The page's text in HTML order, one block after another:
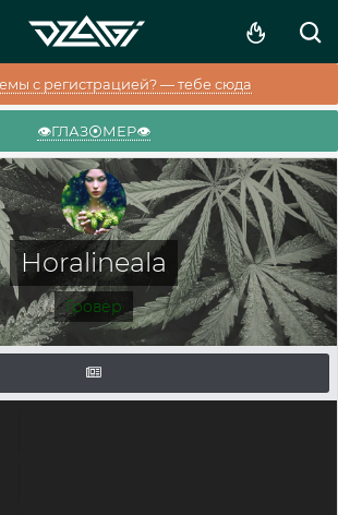
с регистрацией? — тебе сюда
👁️ГЛАЗ⦿МЕР👁️
Horalineala
Гровер